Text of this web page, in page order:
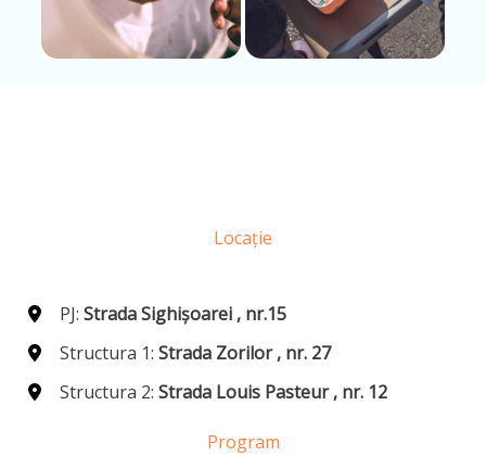
Locație
PJ: Strada Sighișoarei , nr.15
Structura 1: Strada Zorilor , nr. 27
Structura 2: Strada Louis Pasteur , nr. 12
Program